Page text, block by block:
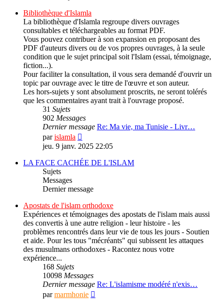
Bibliothèque d'Islamla
La bibliothèque d'Islamla regroupe divers ouvrages
consultables et téléchargeables au format PDF.
Vous pouvez contribuer à son expansion en proposant des
PDF d'auteurs divers ou de vos propres ouvrages, à la seule
condition que le sujet principal soit l'Islam (essai, témoignage,
fiction...).
Pour faciliter la consultation, il vous sera demandé d'ouvrir un
topic par ouvrage avec le titre de l'œuvre et son auteur.
Les hors-sujets y sont absolument proscrits, ne seront tolérés
que les commentaires ayant trait à l'ouvrage proposé.
31 Sujets
902 Messages
Dernier message Re: Ma vie, ma Tunisie - Livr…
parislamla
le
message
jeu. 9 janv. 2025 22:05
LA FACE CACHÉE DE L'ISLAM
Sujets
Messages
Dernier message
Apostats de l'islam orthodoxe
Expériences et témoignages des apostats de l'islam mais aussi
des convertis à une autre religion - leur histoire - les
problèmes rencontrés dans leur vie de tous les jours - Soutien
et aide. Pour les tous "mécréants" qui subissent les attaques
des musulmans orthodoxes - Racontez nous votre
expérience...
168 Sujets
10098 Messages
Dernier message Re: L'islamisme modéré n'exis…
parmarmhonie